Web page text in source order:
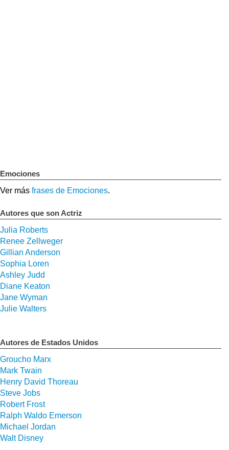
Emociones
Ver más frases de Emociones.
Autores que son Actriz
Julia Roberts
Renee Zellweger
Gillian Anderson
Sophia Loren
Ashley Judd
Diane Keaton
Jane Wyman
Julie Walters
Autores de Estados Unidos
Groucho Marx
Mark Twain
Henry David Thoreau
Steve Jobs
Robert Frost
Ralph Waldo Emerson
Michael Jordan
Walt Disney